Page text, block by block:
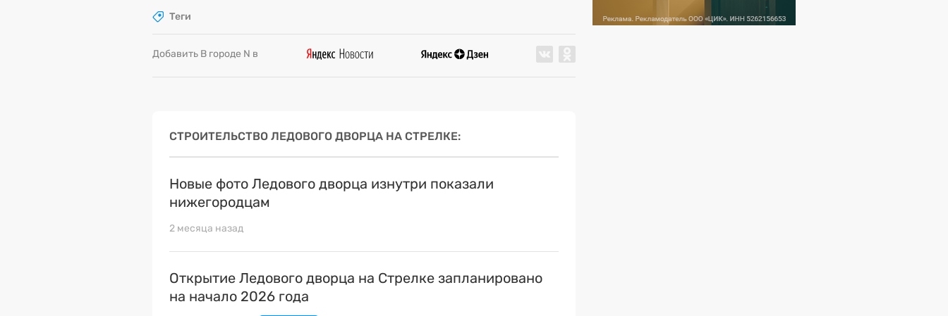
Теги
Добавить В городе N в
СТРОИТЕЛЬСТВО ЛЕДОВОГО ДВОРЦА НА СТРЕЛКЕ
Новые фото Ледового дворца изнутри показали
нижегородцам
2 месяца назад
Открытие Ледового дворца на Стрелке запланировано
на начало 2026 года